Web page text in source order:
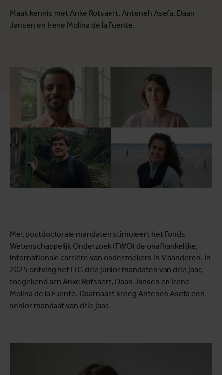
Maak kennis met Anke Rotsaert, Anteneh Asefa, Daan
Jansen en Irene Molina de la Fuente.
Met postdoctorale mandaten stimuleert het Fonds
Wetenschappelijk Onderzoek (FWO) de onafhankelijke,
internationale carrière van onderzoekers in Vlaanderen. In
2025 ontving het ITG drie junior mandaten van drie jaar,
toegekend aan Anke Rotsaert, Daan Jansen en Irene
Molina de la Fuente. Daarnaast kreeg Anteneh Asefa een
senior mandaat van drie jaar.